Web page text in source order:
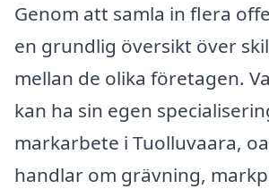
Genom att samla in flera
en grundlig översikt över
mellan de olika företagen.
kan ha sin egen
markarbete i Tuolluvaara,
handlar om grävning,